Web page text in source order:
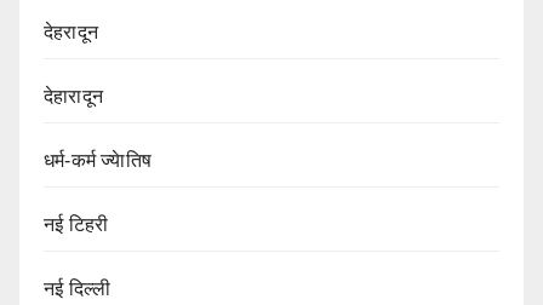
देहरादून
देहारादून
धर्म-कर्म ज्येातिष
नई टिहरी
नई दिल्ली